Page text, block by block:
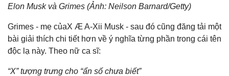
Elon Musk và Grimes (Ảnh: Neilson Barnard/Getty)
Grimes - mẹ củaX Æ A-Xii Musk - sau đó cũng đăng tải một
bài giải thích chi tiết hơn về ý nghĩa từng phần trong cái tên
độc lạ này. Theo nữ ca sĩ:
“X” tượng trưng cho “ẩn số chưa biết”